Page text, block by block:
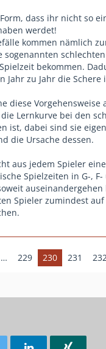
hat, zwischendurch
zu haben.
auch niemals in
gerade beschrieben
dass ihr nicht so
werdet!
kommen nämlich
sogenannten
bekommen.
Jahr zu Jahr die
diese Vorgehensweise
Lernkurve bei den
ist, dabei sind sie
die Ursache dessen.
aus jedem Spieler
Spielzeiten in G-,
Spieler zumindest
… 229 230 231 232